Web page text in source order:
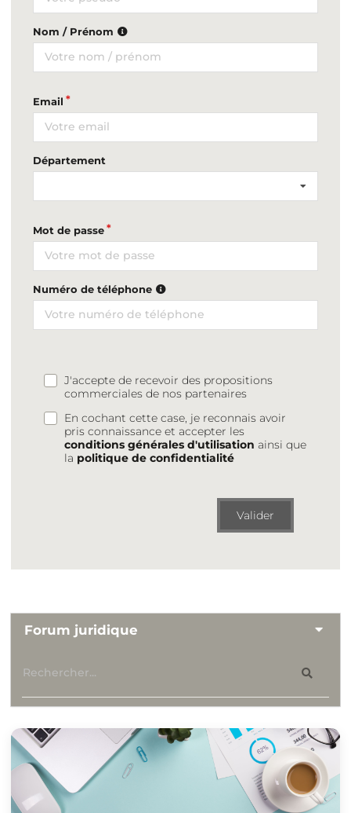
Nom / Prénom
Email
Département
Mot de passe
Numéro de téléphone
J'accepte de recevoir des propositions
commerciales de nos partenaires
En cochant cette case, je reconnais avoir
pris connaissance et accepter les
conditions générales d'utilisation ainsi que
la politique de confidentialité
Valider
Forum juridique